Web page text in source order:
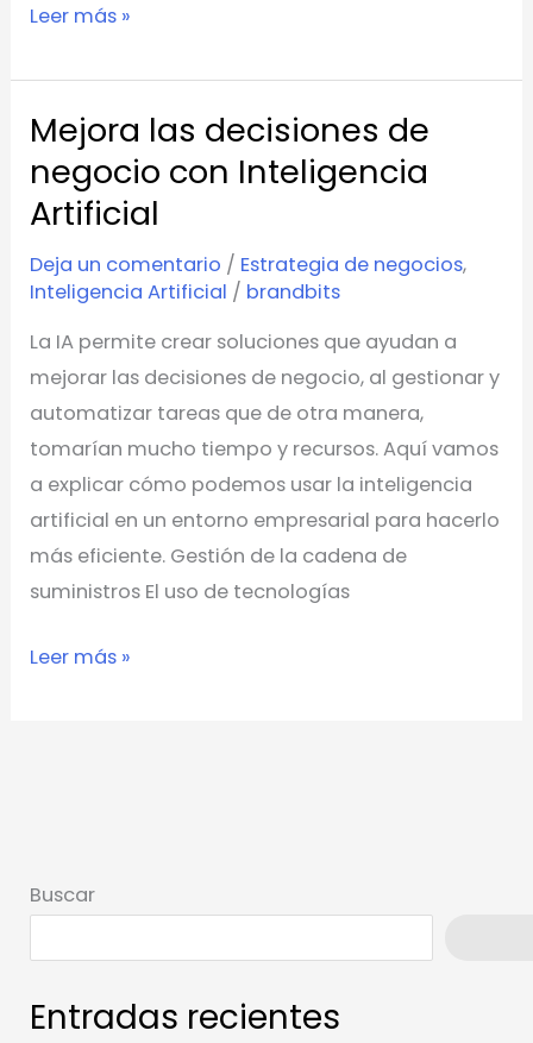
Leer más »
Mejora las decisiones de
negocio con Inteligencia
Artificial
Deja un comentario / Estrategia de negocios,
Inteligencia Artificial / brandbits
La IA permite crear soluciones que ayudan a
mejorar las decisiones de negocio, al gestionar y
automatizar tareas que de otra manera,
tomarían mucho tiempo y recursos. Aquí vamos
a explicar cómo podemos usar la inteligencia
artificial en un entorno empresarial para hacerlo
más eficiente. Gestión de la cadena de
suministros El uso de tecnologías
Mejora
las
decisiones
de
negocio
con
Inteligencia
Artificial
Leer más »
Buscar
Entradas recientes